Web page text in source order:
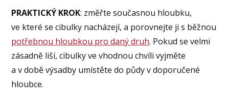
PRAKTICKÝ KROK: změřte současnou hloubku,
ve které se cibulky nacházejí, a porovnejte ji s běžnou
potřebnou hloubkou pro daný druh. Pokud se velmi
zásadně liší, cibulky ve vhodnou chvíli vyjměte
a v době výsadby umístěte do půdy v doporučené
hloubce.